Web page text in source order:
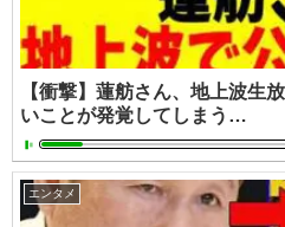
【衝撃】蓮舫さん、地上波生
いことが発覚してしまう…
エンタメ